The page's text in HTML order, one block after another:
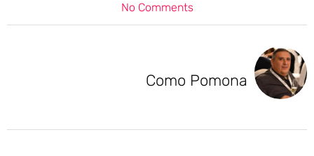
No Comments
Como Pomona